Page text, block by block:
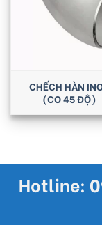
CHẾCH HÀN
(CO 45 ĐỘ)
Hotline: